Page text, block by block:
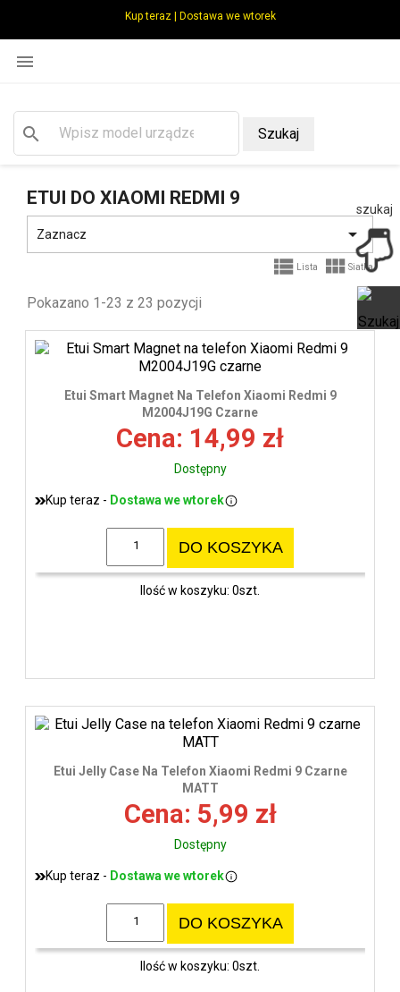
Kup teraz | Dostawa we wtorek

search Szukaj
ETUI DO XIAOMI REDMI 9
Zaznacz 
 Lista  Siatka
Pokazano 1-23 z 23 pozycji
Etui Smart Magnet Na Telefon Xiaomi Redmi 9
M2004J19G Czarne
Cena: 14,99 zł
Dostępny
Kup teraz - Dostawa we wtorek
DO KOSZYKA
Ilość w koszyku: 0szt.
Etui Jelly Case Na Telefon Xiaomi Redmi 9 Czarne
MATT
Cena: 5,99 zł
Dostępny
Kup teraz - Dostawa we wtorek
DO KOSZYKA
Ilość w koszyku: 0szt.
szukaj